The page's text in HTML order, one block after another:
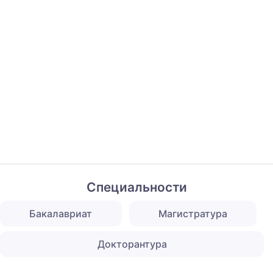
Специальности
Бакалавриат Магистратура
Докторантура